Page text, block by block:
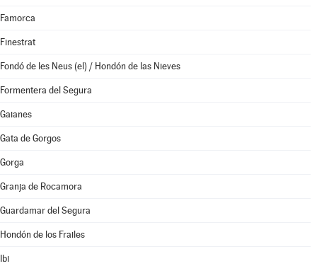
Famorca
Finestrat
Fondó de les Neus (el) / Hondón de las Nieves
Formentera del Segura
Gaianes
Gata de Gorgos
Gorga
Granja de Rocamora
Guardamar del Segura
Hondón de los Frailes
Ibi